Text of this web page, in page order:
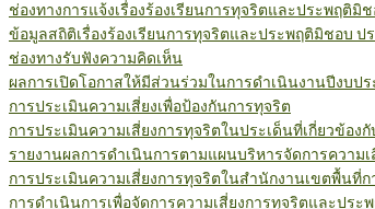
ช่องทางการแจ้งเรื่องร้องเรียนการทุจริตและประพฤติมิ
ข้อมูลสถิติเรื่องร้องเรียนการทุจริตและประพฤติมิชอบ ป
ช่องทางรับฟังความคิดเห็น
ผลการเปิดโอกาสให้มีส่วนร่วมในการดำเนินงานปีงบป
การประเมินความเสี่ยงเพื่อป้องกันการทุจริต
การประเมินความเสี่ยงการทุจริตในประเด็นที่เกี่ยวข้อง
รายงานผลการดำเนินการตามแผนบริหารจัดการความ
การประเมินความเสี่ยงการทุจริตในสำนักงานเขตพื้นที่
การดำเนินการเพื่อจัดการความเสี่ยงการทุจริตและประ